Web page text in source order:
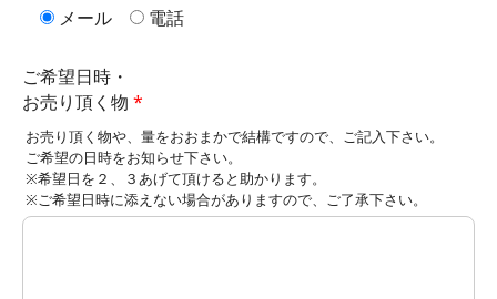
メール
電話
ご希望日時・
お売り頂く物
お売り頂く物や、量をおおまかで結構ですので、ご記入下さい。
ご希望の日時をお知らせ下さい。
※希望日を２、３あげて頂けると助かります。
※ご希望日時に添えない場合がありますので、ご了承下さい。